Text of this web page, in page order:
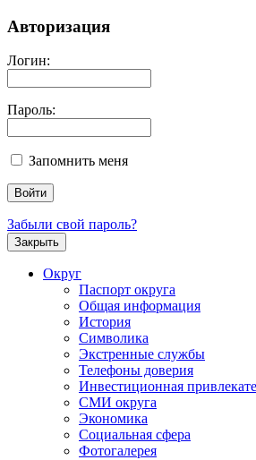
Авторизация
Логин:
Пароль:
Запомнить меня
Забыли свой пароль?
Закрыть
Округ
Паспорт округа
Общая информация
История
Символика
Экстренные службы
Телефоны доверия
Инвестиционная
СМИ округа
Экономика
Социальная сфера
Фотогалерея